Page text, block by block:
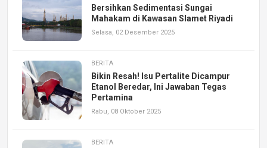
Bersihkan Sedimentasi Sungai
Mahakam di Kawasan Slamet Riyadi
Selasa, 02 Desember 2025
BERITA
Bikin Resah! Isu Pertalite Dicampur
Etanol Beredar, Ini Jawaban Tegas
Pertamina
Rabu, 08 Oktober 2025
BERITA